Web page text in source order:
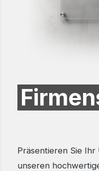
Präsentieren Sie
unseren